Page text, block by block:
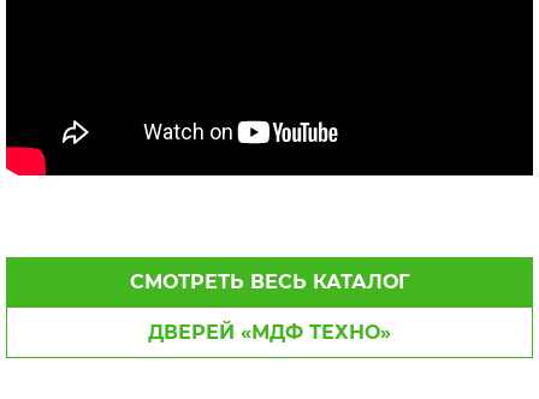
СМОТРЕТЬ ВЕСЬ КАТАЛОГ
ДВЕРЕЙ «МДФ ТЕХНО»